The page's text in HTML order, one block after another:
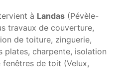
à Landas (Pévèle-
travaux de couverture,
de toiture, zinguerie,
plates, charpente, isolation
de toit (Velux,